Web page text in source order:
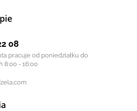
08
pracuje od poniedziałku do
8:00 - 16:00